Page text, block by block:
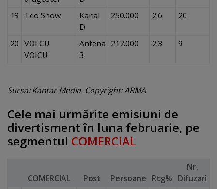
19 Teo Show
Kanal
D
250.000 2.6 20
20 VOI CU
VOICU
Antena
3
217.000 2.3 9
Sursa: Kantar Media. Copyright: ARMA
Cele mai urmărite emisiuni de
divertisment în luna februarie, pe
segmentul COMERCIAL
COMERCIAL Post Persoane Rtg%
Nr.
Difuzari